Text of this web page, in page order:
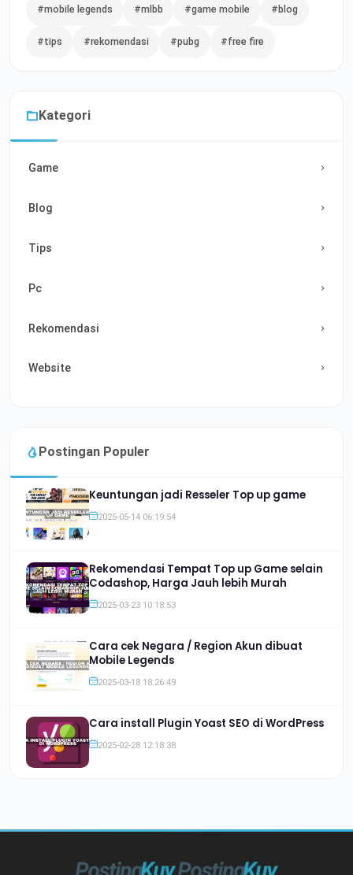
#mobile legends #mlbb #game mobile #blog
#tips #rekomendasi #pubg #free fire
Kategori
Game
Blog
Tips
Pc
Rekomendasi
Website
Postingan Populer
Keuntungan jadi Resseler Top up game
2025-05-14 06:19:54
Rekomendasi Tempat Top up Game selain
Codashop, Harga Jauh lebih Murah
2025-03-23 10:18:53
Cara cek Negara / Region Akun dibuat
Mobile Legends
2025-03-18 18:26:49
Cara install Plugin Yoast SEO di WordPress
2025-02-28 12:18:38